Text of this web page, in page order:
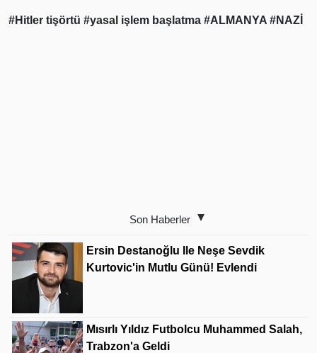
#Hitler tişörtü #yasal işlem başlatma #ALMANYA #NAZİ
Son Haberler
Ersin Destanoğlu Ile Neşe Sevdik
Kurtovic'in Mutlu Günü! Evlendi
Mısırlı Yıldız Futbolcu Muhammed Salah,
Trabzon'a Geldi